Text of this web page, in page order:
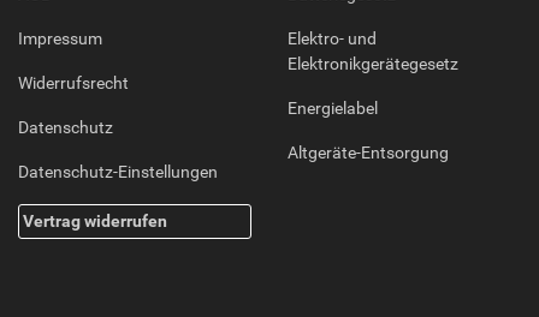
Impressum
Widerrufsrecht
Datenschutz
Datenschutz-Einstellungen
Vertrag widerrufen
Elektro- und
Elektronikgerätegesetz
Energielabel
Altgeräte-Entsorgung